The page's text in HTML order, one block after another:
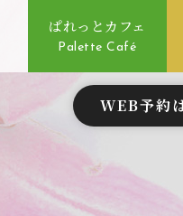
WEB予約
ぱれっとカフェ
Palette Café